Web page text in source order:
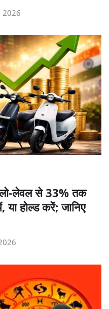
2026
लेवल से 33% तक
होल्ड करें; जानिए